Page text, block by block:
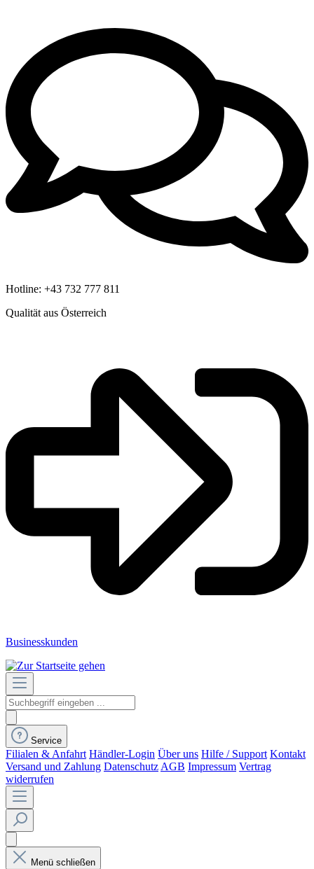
Hotline: +43 732 777 811
Qualität aus Österreich
Businesskunden
Service
Filialen & Anfahrt Händler-Login Über uns Hilfe / Support Kontakt
Versand und Zahlung Datenschutz AGB Impressum Vertrag
widerrufen
Menü schließen